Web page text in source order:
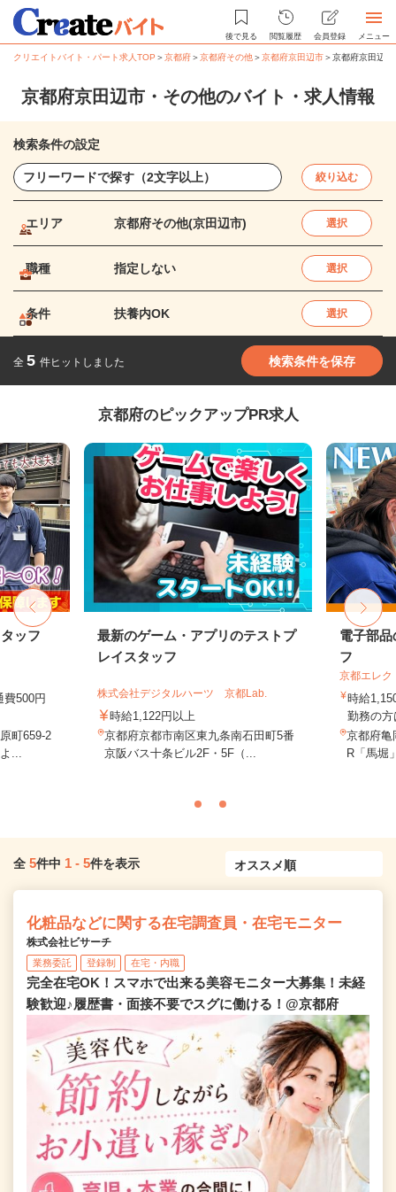
後で見る 閲覧履歴 会員登録 メニュー
クリエイトバイト・パート求人TOP ＞京都府＞京都府その他＞京都府京田辺市＞京都府京田辺
京都府京田辺市・その他のバイト・求人情報
検索条件の設定
絞り込む
エリア 京都府その他(京田辺市) 選択
職種 指定しない 選択
条件 扶養内OK 選択
全 5 件ヒットしました 検索条件を保存
京都府のピックアップPR求人
ッフ
500円
町659-2
...
最新のゲーム・アプリのテストプ
レイスタッフ
株式会社デジタルハーツ 京都Lab.
時給1,122円以上
京都府京都市南区東九条南石田町5番
京阪バス十条ビル2F・5F（...
電子部
フ
京都エレク
時給
勤務の
京都府亀
R「馬堀
全 5件中 1 - 5件を表示
化粧品などに関する在宅調査員・在宅モニター
株式会社ビサーチ
業務委託 登録制 在宅・内職
完全在宅OK！スマホで出来る美容モニター大募集！未経
験歓迎♪履歴書・面接不要でスグに働ける！@京都府